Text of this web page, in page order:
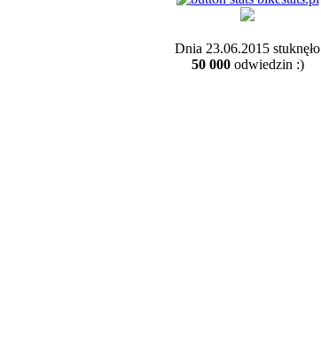
Dnia 23.06.2015 stuknęło
50 000odwiedzin :)